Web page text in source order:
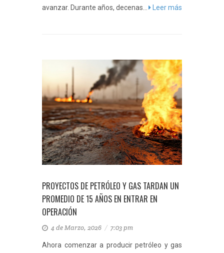
avanzar. Durante años, decenas...
Leer más
PROYECTOS DE PETRÓLEO Y GAS TARDAN UN
PROMEDIO DE 15 AÑOS EN ENTRAR EN
OPERACIÓN
4 de Marzo, 2026 / 7:03 pm
Ahora comenzar a producir petróleo y gas